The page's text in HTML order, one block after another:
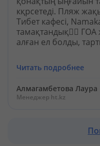
Загрузить приложение из Google
кқрсетеді. Пляж
Тибет кафесі,
тамақтандық✊🏻
алған ел болды,
Читать подробнее
Алмагамбетова Лаура
Менеджер ht.kz